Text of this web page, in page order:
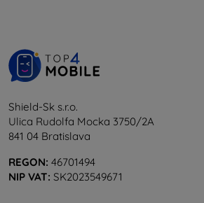
Shield-Sk s.r.o.
Ulica Rudolfa Mocka 3750/2A
841 04 Bratislava
REGON: 46701494
NIP VAT: SK2023549671